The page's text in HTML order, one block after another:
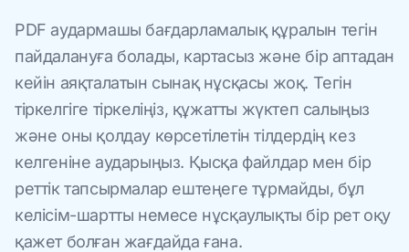
PDF аудармашы бағдарламалық құралын тегін
пайдалануға болады, картасыз және бір аптадан
кейін аяқталатын сынақ нұсқасы жоқ. Тегін
тіркелгіге тіркеліңіз, құжатты жүктеп салыңыз
және оны қолдау көрсетілетін тілдердің кез
келгеніне аударыңыз. Қысқа файлдар мен бір
реттік тапсырмалар ештеңеге тұрмайды, бұл
келісім-шартты немесе нұсқаулықты бір рет оқу
қажет болған жағдайда ғана.